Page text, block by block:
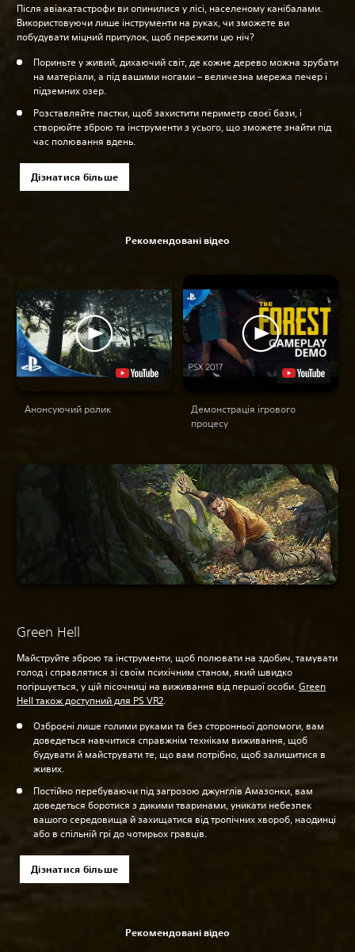
Після авіакатастрофи ви опинилися у лісі, населеному канібалами.
Використовуючи лише інструменти на руках, чи зможете ви
побудувати міцний притулок, щоб пережити цю ніч?
Пориньте у живий, дихаючий світ, де кожне дерево можна зрубати
на матеріали, а під вашими ногами – величезна мережа печер і
підземних озер.
Розставляйте пастки, щоб захистити периметр своєї бази, і
створюйте зброю та інструменти з усього, що зможете знайти під
час полювання вдень.
Дізнатися більше
Рекомендовані відео
Анонсуючий ролик
Демонстрація ігрового
процесу
Green Hell
Майструйте зброю та інструменти, щоб полювати на здобич, тамувати
голод і справлятися зі своїм психічним станом, який швидко
погіршується, у цій пісочниці на виживання від першої особи.Green
Hell також доступний для PS VR2.
Озброєні лише голими руками та без сторонньої допомоги, вам
доведеться навчитися справжнім технікам виживання, щоб
будувати й майструвати те, що вам потрібно, щоб залишитися в
живих.
Постійно перебуваючи під загрозою джунглів Амазонки, вам
доведеться боротися з дикими тваринами, уникати небезпек
вашого середовища й захищатися від тропічних хвороб, наодинці
або в спільній грі до чотирьох гравців.
Дізнатися більше
Рекомендовані відео